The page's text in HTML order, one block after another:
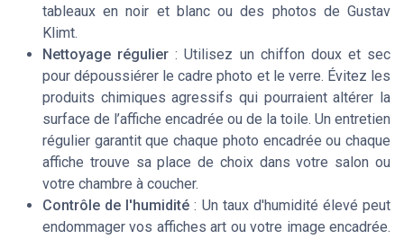
tableaux en noir et blanc ou des photos de Gustav
Klimt.
Nettoyage régulier : Utilisez un chiffon doux et sec
pour dépoussiérer le cadre photo et le verre. Évitez les
produits chimiques agressifs qui pourraient altérer la
surface de l’affiche encadrée ou de la toile. Un entretien
régulier garantit que chaque photo encadrée ou chaque
affiche trouve sa place de choix dans votre salon ou
votre chambre à coucher.
Contrôle de l'humidité : Un taux d'humidité élevé peut
endommager vos affiches art ou votre image encadrée.